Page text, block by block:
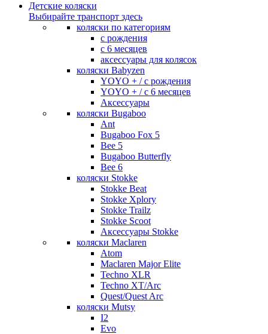
Детские коляски
Выбирайте транспорт здесь
коляски по категориям
c рождения
c 6 месяцев
аксессуары для колясок
коляски Babyzen
YOYO + / с рождения
YOYO + / с 6 месяцев
Аксессуары
коляски Bugaboo
Ant
Bugaboo Fox 5
Bee 5
Bugaboo Butterfly
Bee 6
коляски Stokke
Stokke Beat
Stokke Xplory
Stokke Trailz
Stokke Scoot
Аксессуары Stokke
коляски Maclaren
Atom
Maclaren Major Elite
Techno XLR
Techno XT/Arc
Quest/Quest Arc
коляски Mutsy
I2
Evo